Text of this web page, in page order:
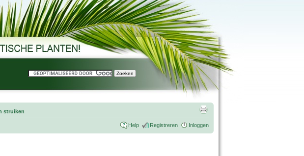
struiken
Help Registreren Inloggen